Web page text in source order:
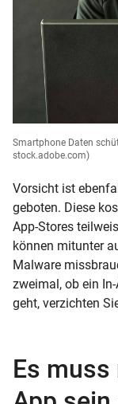
Smartphone Daten
stock.adobe.com)
Vorsicht ist
geboten. Diese
App-Stores
können mitunter
Malware
zweimal, ob ein
geht, verzichten
Es